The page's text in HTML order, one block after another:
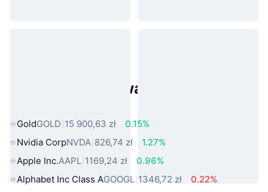
Popularne aktywa ze świata
GoldGOLD 15 900,63 zł
0.15%
Nvidia CorpNVDA 826,74 zł
1.27%
Apple Inc.AAPL 1169,24 zł
0.96%
Alphabet Inc Class AGOOGL 1346,72 zł
0.22%